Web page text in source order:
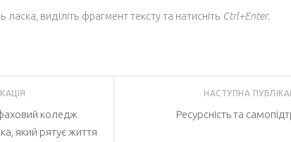
виділіть фрагмент тексту та натисніть Ctrl+Enter.
НАСТУПНА
Ресурсність та
коледж
який рятує життя